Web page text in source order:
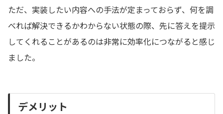
ただ、実装したい内容への手法が定まっておらず、何を調
べれば解決できるかわからない状態の際、先に答えを提示
してくれることがあるのは非常に効率化につながると感じ
ました。
デメリット